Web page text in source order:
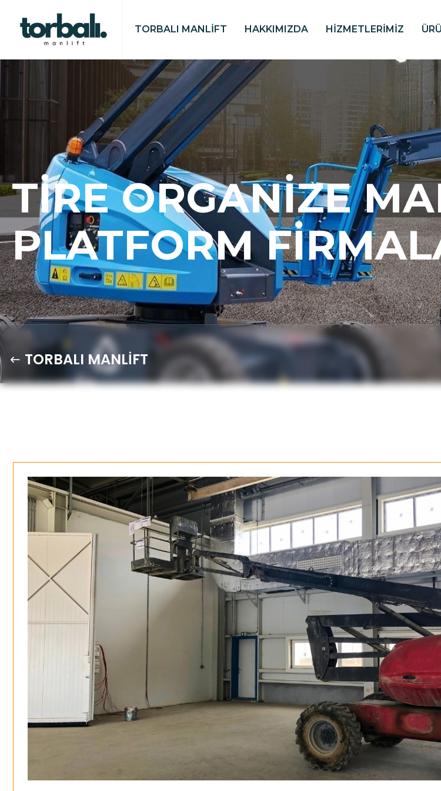
TORBALI MANLİFT HAKKIMIZDA HIZMETLERIMIZ
TIRE ORGANIZE
PLATFORM
TORBALI MANLİFT